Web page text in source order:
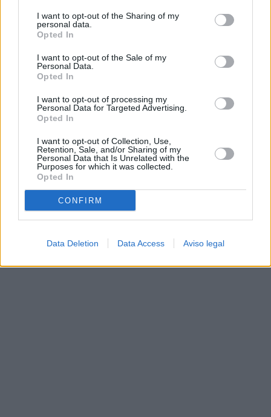
de su consentimiento, pero usted tiene el derecho de
rechazar tal procesamiento. Sus preferencias se aplicarán
cualquier momento entrando de nuevo en este sitio web o
visitando nuestra política de privacidad.
I want to opt-out of the Sharing of my
personal data.
Opted In
I want to opt-out of the Sale of my
Personal Data.
Opted In
I want to opt-out of processing my
Personal Data for Targeted Advertising.
Opted In
I want to opt-out of Collection, Use,
Retention, Sale, and/or Sharing of my
Personal Data that Is Unrelated with the
Purposes for which it was collected.
Opted In
CONFIRM
Data Deletion Data Access Aviso legal